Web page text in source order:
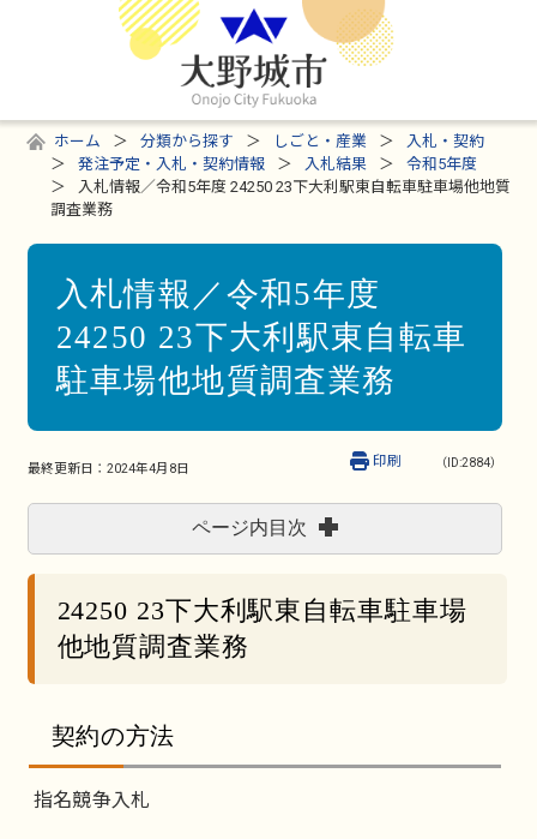
ホーム 分類から探す しごと・産業
入札・契約
発注予定・入札・契約情報
入札結果
令和5年度
入札情報／令和5年度 24250 23下大利駅東自転車駐車場他地質
調査業務
入札情報／令和5年度
24250 23下大利駅東自転車
駐車場他地質調査業務
最終更新日： 2024年4月8日 （ID:2884）
印刷
ページ内目次
24250 23下大利駅東自転車駐車場
他地質調査業務
契約の方法
指名競争入札